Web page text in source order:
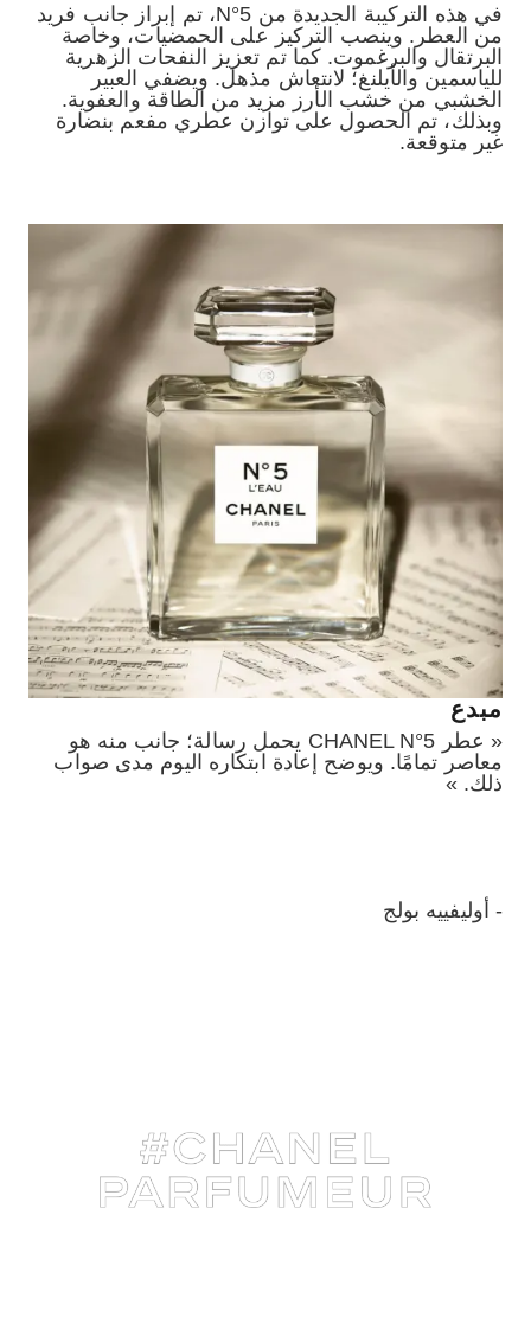
في هذه التركيبة الجديدة من N°5، تم إبراز جانب فريد
من العطر. وينصب التركيز على الحمضيات، وخاصة
البرتقال والبرغموت. كما تم تعزيز النفحات الزهرية
للياسمين والأيلنغ؛ لانتعاش مذهل. ويضفي العبير
الخشبي من خشب الأرز مزيد من الطاقة والعفوية.
وبذلك، تم الحصول على توازن عطري مفعم بنضارة
غير متوقعة.
مبدع
« عطر CHANEL N°5 يحمل رسالة؛ جانب منه هو
معاصر تمامًا. ويوضح إعادة ابتكاره اليوم مدى صواب
ذلك. »
- أوليفييه بولج